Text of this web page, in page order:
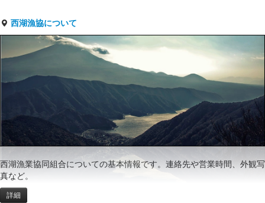
西湖漁協について
西湖漁業協同組合についての基本情報です。連絡先や営業時間、外観写
真など。
詳細